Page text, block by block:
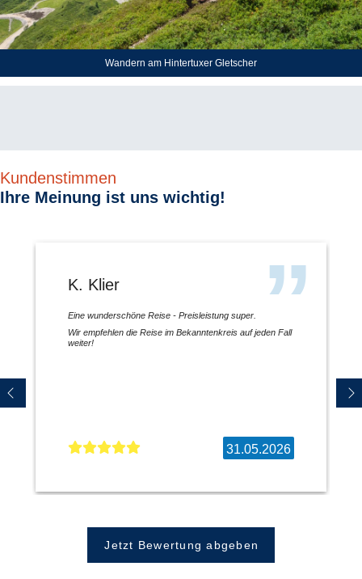
Wandern am Hintertuxer Gletscher
Kundenstimmen
Ihre Meinung ist uns wichtig!
K. Klier
Eine wunderschöne Reise - Preisleistung super.
Wir empfehlen die Reise im Bekanntenkreis auf jeden Fall
weiter!
31.05.2026
Jetzt Bewertung abgeben